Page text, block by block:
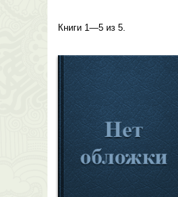
Книги 1—5 из 5.